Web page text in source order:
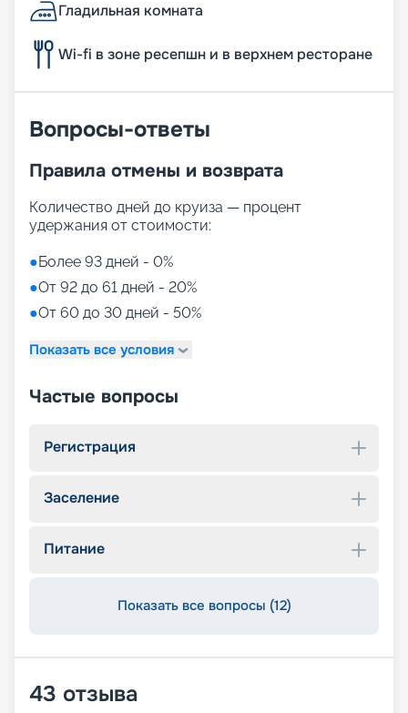
Гладильная комната
Wi-fi в зоне ресепшн и в верхнем ресторане
Вопросы-ответы
Правила отмены и возврата
Количество дней до круиза — процент
удержания от стоимости:
●Более 93 дней - 0%
●От 92 до 61 дней - 20%
●От 60 до 30 дней - 50%
Показать все условия
Частые вопросы
Регистрация
Заселение
Питание
Показать все вопросы (12)
43 отзыва